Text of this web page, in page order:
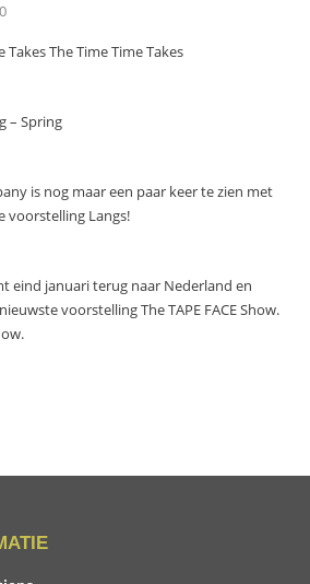
Takes The Time Time Takes
– Spring
is nog maar een paar keer te zien met
voorstelling Langs!
eind januari terug naar Nederland en
voorstelling The TAPE FACE Show.